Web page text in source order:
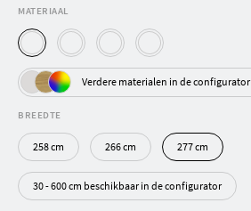
MATERIAAL
Verdere materialen in de configurator
BREEDTE
258 cm 266 cm 277 cm
30 - 600 cm beschikbaar in de configurator